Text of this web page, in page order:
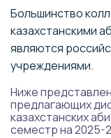
Большинство
казахстанскими
являются
учреждениями.
Ниже
предлагающих
казахстанских
семестр на 2025-